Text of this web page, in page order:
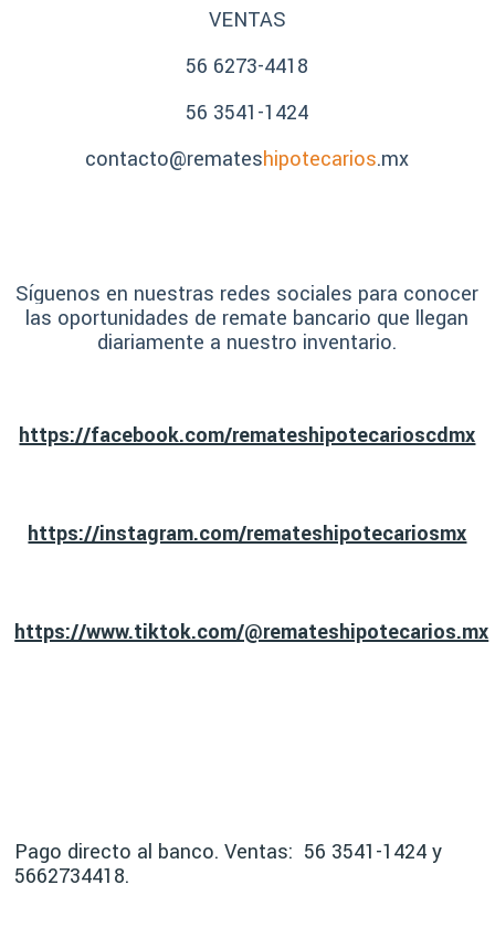
VENTAS
56 6273-4418
56 3541-1424
contacto@remateshipotecarios.mx
Síguenos en nuestras redes sociales para conocer
las oportunidades de remate bancario que llegan
diariamente a nuestro inventario.
https://facebook.com/remateshipotecarioscdmx
https://instagram.com/remateshipotecariosmx
https://www.tiktok.com/@remateshipotecarios.mx
Pago directo al banco. Ventas: 56 3541-1424 y
5662734418.